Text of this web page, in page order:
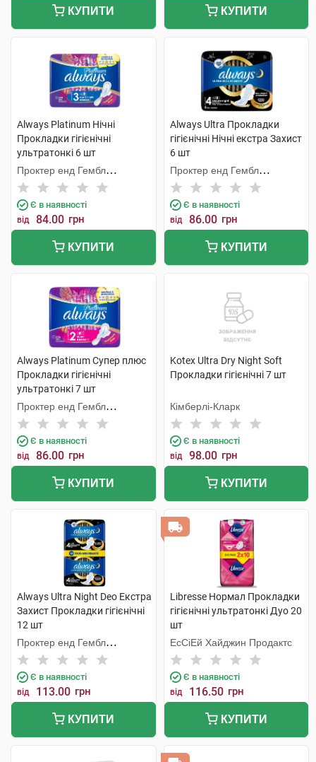
КУПИТИ КУПИТИ
Always Platinum Нічні
Прокладки гігієнічні
ультратонкі 6 шт
Проктер енд Гембл
Мануфекчурінг
Є в наявності
від 84.00 грн
КУПИТИ
Always Ultra Прокладки
гігієнічні Нічні екстра Захист
6 шт
Проктер енд Гембл
Мануфекчурінг
Є в наявності
від 86.00 грн
КУПИТИ
Always Platinum Супер плюс
Прокладки гігієнічні
ультратонкі 7 шт
Проктер енд Гембл
Мануфекчурінг
Є в наявності
від 86.00 грн
КУПИТИ
Kotex Ultra Dry Night Soft
Прокладки гігієнічні 7 шт
Кімберлі-Кларк
Є в наявності
від 98.00 грн
КУПИТИ
Always Ultra Night Deo Екстра
Захист Прокладки гігієнічні
12 шт
Проктер енд Гембл
Мануфекчурінг
Є в наявності
від 113.00 грн
КУПИТИ
Libresse Нормал Прокладки
гігієнічні ультратонкі Дуо 20
шт
ЕсСіЕй Хайджин Продактс
Є в наявності
від 116.50 грн
КУПИТИ